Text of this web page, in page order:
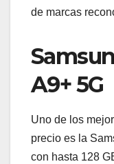
de marcas
A9+ 5G
Uno de los
precio es la
con hasta 128